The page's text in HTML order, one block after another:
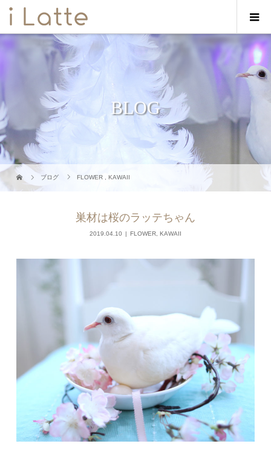
BLOG
ブログ FLOWER ,KAWAII
巣材は桜のラッテちゃん
2019.04.10 FLOWER KAWAII